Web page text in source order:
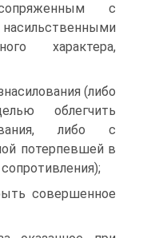
с
характера,
(либо
облегчить
либо с
потерпевшей в
совершенное